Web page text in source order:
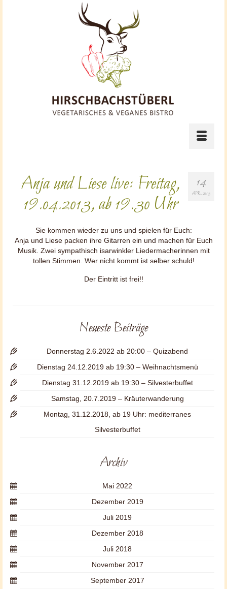
14
APR. 2013
Anja und Liese live: Freitag,
19.04.2013, ab 19.30 Uhr
Sie kommen wieder zu uns und spielen für Euch:
Anja und Liese packen ihre Gitarren ein und machen für Euch
Musik. Zwei sympathisch isarwinkler Liedermacherinnen mit
tollen Stimmen. Wer nicht kommt ist selber schuld!
Der Eintritt ist frei!!
Neueste Beiträge
Donnerstag 2.6.2022 ab 20:00 – Quizabend
Dienstag 24.12.2019 ab 19:30 – Weihnachtsmenü
Dienstag 31.12.2019 ab 19:30 – Silvesterbuffet
Samstag, 20.7.2019 – Kräuterwanderung
Montag, 31.12.2018, ab 19 Uhr: mediterranes
Silvesterbuffet
Archiv
Mai 2022
Dezember 2019
Juli 2019
Dezember 2018
Juli 2018
November 2017
September 2017